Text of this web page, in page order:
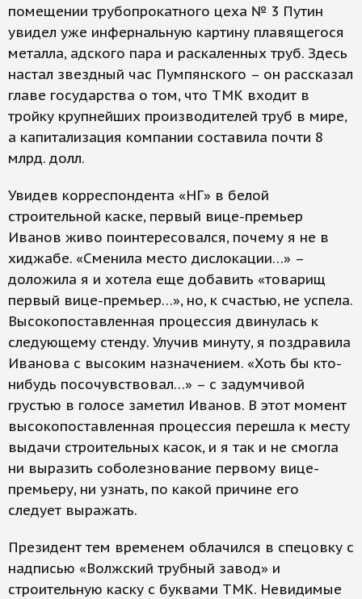
помещении трубопрокатного цеха № 3 Путин
увидел уже инфернальную картину плавящегося
металла, адского пара и раскаленных труб. Здесь
настал звездный час Пумпянского – он рассказал
главе государства о том, что ТМК входит в
тройку крупнейших производителей труб в мире,
а капитализация компании составила почти 8
млрд. долл.
Увидев корреспондента «НГ» в белой
строительной каске, первый вице-премьер
Иванов живо поинтересовался, почему я не в
хиджабе. «Сменила место дислокации…» –
доложила я и хотела еще добавить «товарищ
первый вице-премьер…», но, к счастью, не успела.
Высокопоставленная процессия двинулась к
следующему стенду. Улучив минуту, я поздравила
Иванова с высоким назначением. «Хоть бы кто-
нибудь посочувствовал…» – с задумчивой
грустью в голосе заметил Иванов. В этот момент
высокопоставленная процессия перешла к месту
выдачи строительных касок, и я так и не смогла
ни выразить соболезнование первому вице-
премьеру, ни узнать, по какой причине его
следует выражать.
Президент тем временем облачился в спецовку с
надписью «Волжский трубный завод» и
строительную каску с буквами ТМК. Невидимые